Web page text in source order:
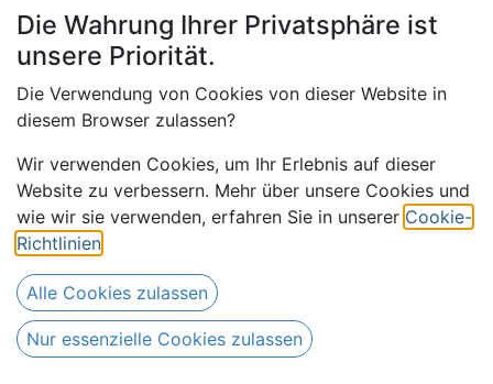
Wagambari 808-kupfer, 30 m
390,00€ Alle Preise inkl. MwSt.
Versandkosten
Die Wahrung Ihrer Privatsphäre ist
unsere Priorität.
Die Verwendung von Cookies von dieser Website in
diesem Browser zulassen?
Wir verwenden Cookies, um Ihr Erlebnis auf dieser
Website zu verbessern. Mehr über unsere Cookies und
wie wir sie verwenden, erfahren Sie in unserer Cookie-
Richtlinien
Alle Cookies zulassen
Nur essenzielle Cookies zulassen